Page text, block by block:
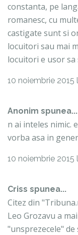
constanta, pe
romanesc, cu
castigate sunt si
locuitori sau mai
locuitori e usor sa
10 noiembrie 2015
Anonim spunea...
n ai inteles nimic.
vorba asa in
10 noiembrie 2015
Criss spunea...
Citez din
Leo Grozavu a
"unsprezecele"